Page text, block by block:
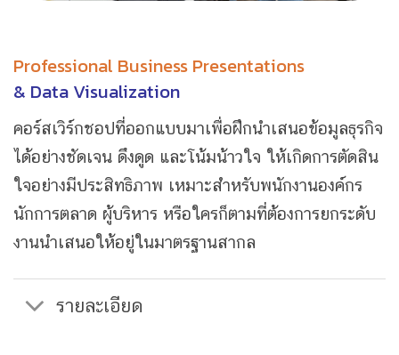
Professional Business Presentations
& Data Visualization
คอร์สเวิร์กชอปที่ออกแบบมาเพื่อฝึกนำเสนอข้อมูลธุรกิจ
ได้อย่างชัดเจน ดึงดูด และโน้มน้าวใจ ให้เกิดการตัดสิน
ใจอย่างมีประสิทธิภาพ เหมาะสำหรับพนักงานองค์กร
นักการตลาด ผู้บริหาร หรือใครก็ตามที่ต้องการยกระดับ
งานนำเสนอให้อยู่ในมาตรฐานสากล
รายละเอียด